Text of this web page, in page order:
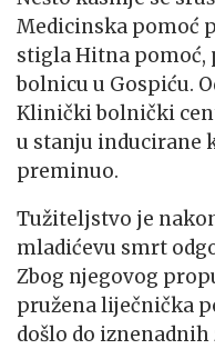
Medicinska pomoć
stigla Hitna pomoć,
bolnicu u Gospiću.
Klinički bolnički
u stanju inducirane
preminuo.
Tužiteljstvo je
mladićevu smrt
Zbog njegovog
pružena liječnička
došlo do